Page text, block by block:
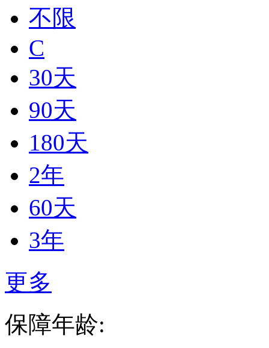
不限
C
30天
90天
180天
2年
60天
3年
更多
保障年龄: